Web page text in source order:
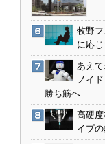
牧野
に応
あえ
ノイ
勝ち筋へ
高硬
イプ